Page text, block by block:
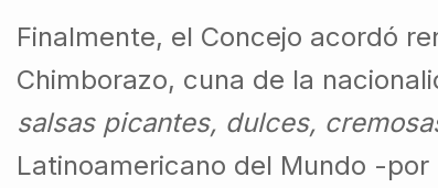
Finalmente, el Concejo acordó
Chimborazo, cuna de la
salsas picantes, dulces,
Latinoamericano del Mundo -